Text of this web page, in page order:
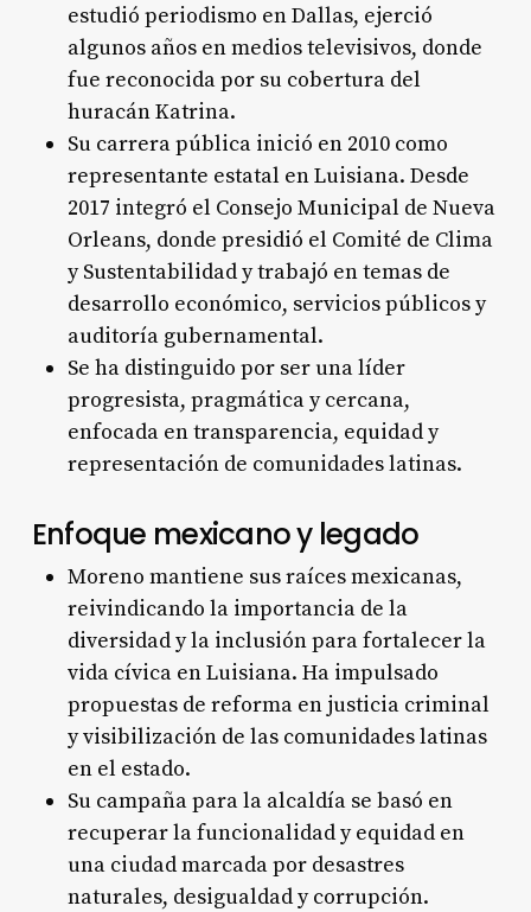
estudió periodismo en Dallas, ejerció
algunos años en medios televisivos, donde
fue reconocida por su cobertura del
huracán Katrina.
Su carrera pública inició en 2010 como
representante estatal en Luisiana. Desde
2017 integró el Consejo Municipal de Nueva
Orleans, donde presidió el Comité de Clima
y Sustentabilidad y trabajó en temas de
desarrollo económico, servicios públicos y
auditoría gubernamental.
Se ha distinguido por ser una líder
progresista, pragmática y cercana,
enfocada en transparencia, equidad y
representación de comunidades latinas.
Enfoque mexicano y legado
Moreno mantiene sus raíces mexicanas,
reivindicando la importancia de la
diversidad y la inclusión para fortalecer la
vida cívica en Luisiana. Ha impulsado
propuestas de reforma en justicia criminal
y visibilización de las comunidades latinas
en el estado.
Su campaña para la alcaldía se basó en
recuperar la funcionalidad y equidad en
una ciudad marcada por desastres
naturales, desigualdad y corrupción.